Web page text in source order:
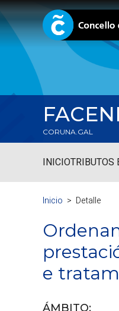
CORUNA.GAL
INICIOTRIBUTOS
Inicio Detalle
e
ÁMBITO: